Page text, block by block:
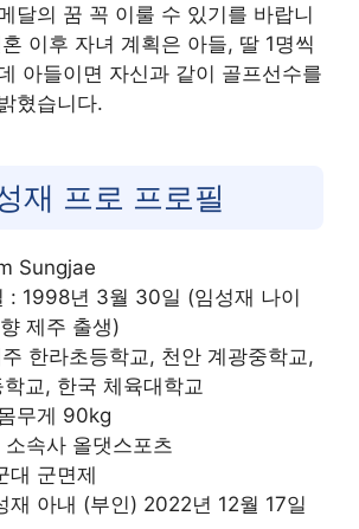
달의 꿈 꼭 이룰 수 있기를 바랍니
이후 자녀 계획은 아들, 딸 1명씩
아들이면 자신과 같이 골프선수를
혔습니다.
재 프로 프로필
Sungjae
: 1998년 3월 30일 (임성재 나이
제주 출생)
한라초등학교, 천안 계광중학교,
교, 한국 체육대학교
무게 90kg
소속사 올댓스포츠
대 군면제
재 아내 (부인) 2022년 12월 17일